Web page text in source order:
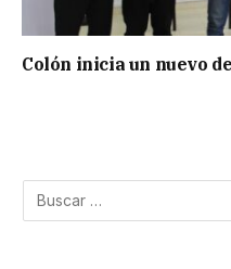
Colón inicia un nuevo